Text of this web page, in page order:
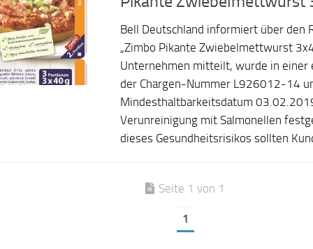
Bell Deutschland informiert über den
„Zimbo Pikante Zwiebelmettwurst
Unternehmen mitteilt, wurde in einer
der Chargen-Nummer L926012-14
Mindesthaltbarkeitsdatum
Verunreinigung mit Salmonellen
dieses Gesundheitsrisikos sollten
Seite 1 von 1
1